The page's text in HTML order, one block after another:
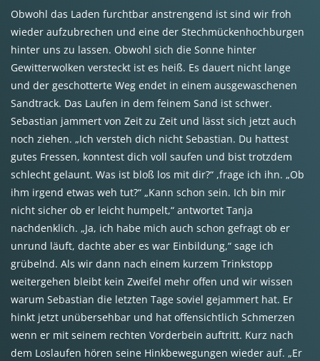
Obwohl das Laden furchtbar anstrengend ist sind wir froh
wieder aufzubrechen und eine der Stechmückenhochburgen
hinter uns zu lassen. Obwohl sich die Sonne hinter
Gewitterwolken versteckt ist es heiß. Es dauert nicht lange
und der geschotterte Weg endet in einem ausgewaschenen
Sandtrack. Das Laufen in dem feinem Sand ist schwer.
Sebastian jammert von Zeit zu Zeit und lässt sich jetzt auch
noch ziehen. „Ich versteh dich nicht Sebastian. Du hattest
gutes Fressen, konntest dich voll saufen und bist trotzdem
schlecht gelaunt. Was ist bloß los mit dir?“ ,frage ich ihn. „Ob
ihm irgend etwas weh tut?“ „Kann schon sein. Ich bin mir
nicht sicher ob er leicht humpelt,“ antwortet Tanja
nachdenklich. „Ja, ich habe mich auch schon gefragt ob er
unrund läuft, dachte aber es war Einbildung,“ sage ich
grübelnd. Als wir dann nach einem kurzem Trinkstopp
weitergehen bleibt kein Zweifel mehr offen und wir wissen
warum Sebastian die letzten Tage soviel gejammert hat. Er
hinkt jetzt unübersehbar und hat offensichtlich Schmerzen
wenn er mit seinem rechten Vorderbein auftritt. Kurz nach
dem Loslaufen hören seine Hinkbewegungen wieder auf. „Er